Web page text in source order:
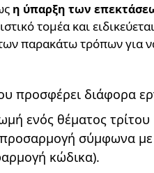
η ύπαρξη των
τομέα και
παρακάτω τρόπων για
προσφέρει διάφορα
ενός θέματος
σύμφωνα με
κώδικα).